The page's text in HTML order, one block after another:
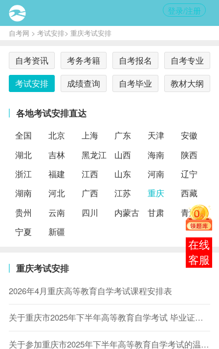
登录/注册
自考网 > 考试安排> 重庆考试安排
自考资讯 考务考籍 自考报名
自考专业
考试安排
成绩查询 自考毕业 教材大纲
各地考试安排直达
全国 北京 上海 广东 天津
安徽
湖北
吉林 黑龙江 山西 海南
陕西
浙江
福建 江西 山东 河南
辽宁
湖南
河北 广西 江苏 重庆
西藏
贵州
云南 四川 内蒙古 甘肃
青海
宁夏
新疆
重庆考试安排
2026年4月重庆高等教育自学考试课程安排表
关于重庆市2025年下半年高等教育自学考试 毕业证书申请办理时间及流程的公告
关于参加重庆市2025年下半年高等教育自学考试的温馨提醒
在线
客服